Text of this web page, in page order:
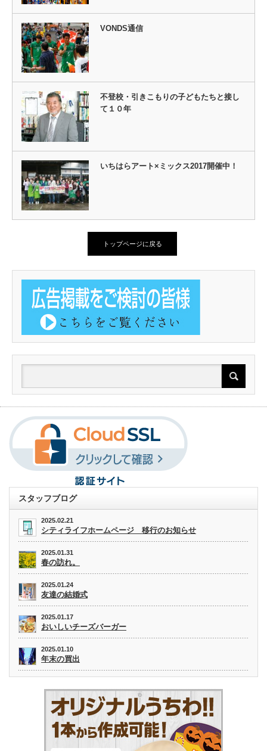
VONDS通信
不登校・引きこもりの子どもたちと接し
て１０年
いちはらアート×ミックス2017開催中！
トップページに戻る
スタッフブログ
2025.02.21
シティライフホームページ 移行のお知らせ
2025.01.31
春の訪れ。
2025.01.24
友達の結婚式
2025.01.17
おいしいチーズバーガー
2025.01.10
年末の買出